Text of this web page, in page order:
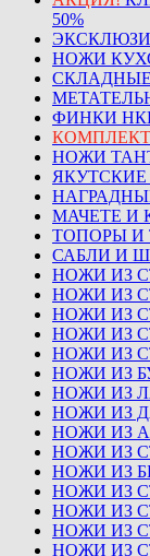
50%
НОЖИ
ФИНКИ
КОМПЛЕКТ
НОЖИ
МАЧЕТЕ И
ТОПОРЫ И
САБЛИ И
НОЖИ ИЗ
НОЖИ ИЗ
НОЖИ ИЗ
НОЖИ ИЗ
НОЖИ ИЗ
НОЖИ ИЗ
НОЖИ ИЗ
НОЖИ ИЗ
НОЖИ ИЗ
НОЖИ ИЗ
НОЖИ ИЗ
НОЖИ ИЗ
НОЖИ ИЗ
НОЖИ ИЗ
НОЖИ ИЗ